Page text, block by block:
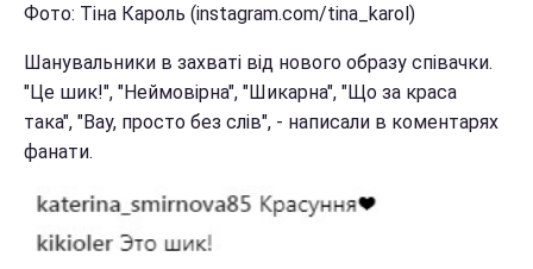
Фото: Тіна Кароль (instagram.com/tina_karol)
Шанувальники в захваті від нового образу співачки.
"Це шик!", "Неймовірна", "Шикарна", "Що за краса
така", "Вау, просто без слів", - написали в коментарях
фанати.